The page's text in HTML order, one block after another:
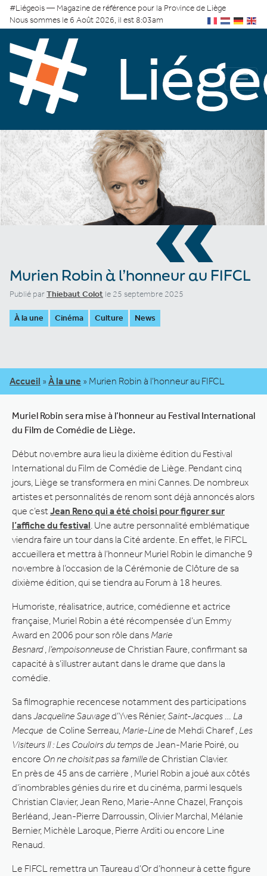
#Liégeois — Magazine de référence pour la Province de Liège
Nous sommes le 6 Août 2026, il est 8:03am
«
Murien Robin à l’honneur au FIFCL
Publié parThiebaut Colot le 25 septembre 2025
À la une Cinéma Culture News
Accueil » À la une » Murien Robin à l’honneur au FIFCL
Muriel Robin sera mise à l’honneur au Festival International
du Film de Comédie de Liège.
Début novembre aura lieu la dixième édition du Festival
International du Film de Comédie de Liège. Pendant cinq
jours, Liège se transformera en mini Cannes. De nombreux
artistes et personnalités de renom sont déjà annoncés alors
que c’estJean Reno qui a été choisi pour figurer sur
l’affiche du festival . Une autre personnalité emblématique
viendra faire un tour dans la Cité ardente. En effet, le FIFCL
accueillera et mettra à l’honneur Muriel Robin le dimanche 9
novembre à l’occasion de la Cérémonie de Clôture de sa
dixième édition, qui se tiendra au Forum à 18 heures.
Humoriste, réalisatrice, autrice, comédienne et actrice
française, Muriel Robin a été récompensée d’un Emmy
Award en 2006 pour son rôle dans Marie
Besnard, l’empoisonneusede Christian Faure, confirmant sa
capacité à s’illustrer autant dans le drame que dans la
comédie.
Sa filmographie recencese notamment des participations
dansJacqueline Sauvaged’Yves Rénier, Saint-Jacques
La
Mecque de Coline Serreau, Marie-Linede Mehdi Charef , Les
Visiteurs II : Les Couloirs du tempsde Jean-Marie Poiré, ou
encore On ne choisit pas sa famillede Christian Clavier.
En près de 45 ans de carrière , Muriel Robin a joué aux côtés
d’inombrables génies du rire et du cinéma, parmi lesquels
Christian Clavier, Jean Reno, Marie-Anne Chazel, François
Berléand, Jean-Pierre Darroussin, Olivier Marchal, Mélanie
Bernier, Michèle Laroque, Pierre Arditi ou encore Line
Renaud.
Le FIFCL remettra un Taureau d’Or d’honneur à cette figure